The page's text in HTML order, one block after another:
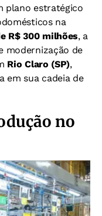
plano estratégico
na
R$ 300 milhões, a
modernização de
Rio Claro (SP),
em sua cadeia de
no